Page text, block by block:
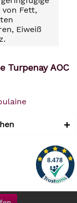
von Fett,
Eiweiß
Turpenay AOC